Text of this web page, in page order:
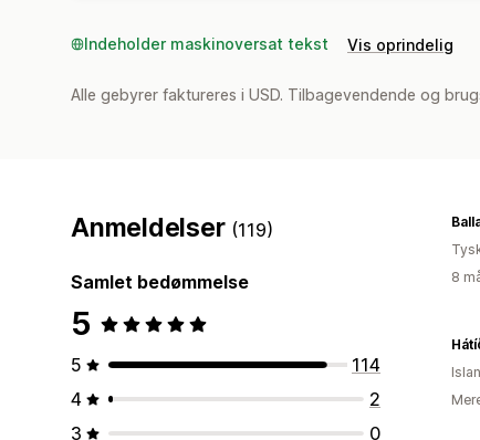
Indeholder maskinoversat tekst Vis oprindelig
Alle gebyrer faktureres i USD. Tilbagevendende og
Anmeldelser (119)
Samlet bedømmelse
5
5
114
4
2
3
0
8